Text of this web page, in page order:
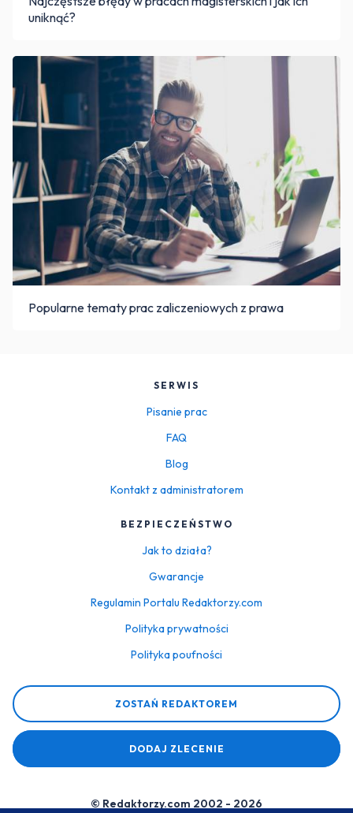
uniknąć?
Popularne tematy prac zaliczeniowych z prawa
SERWIS
Pisanie prac
FAQ
Blog
Kontakt z administratorem
BEZPIECZEŃSTWO
Jak to działa?
Gwarancje
Regulamin Portalu Redaktorzy.com
Polityka prywatności
Polityka poufności
ZOSTAŃ REDAKTOREM
DODAJ ZLECENIE
© Redaktorzy.com 2002 - 2026